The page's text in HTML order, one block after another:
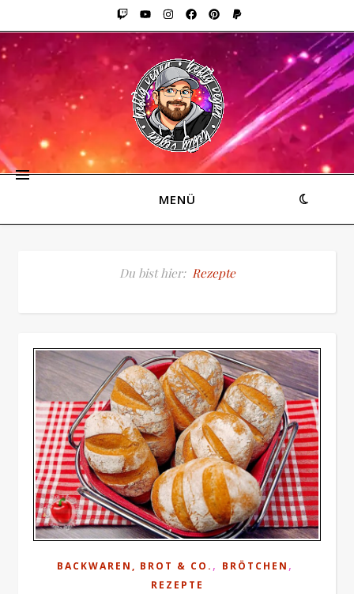
MENÜ
Du bist hier: Rezepte
BACKWAREN, BROT & CO. , BRÖTCHEN ,
REZEPTE